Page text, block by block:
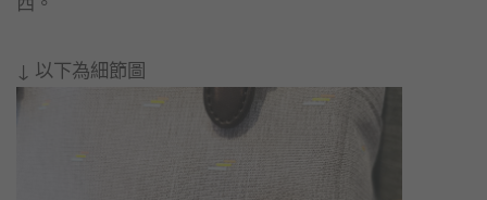
↓ 以下為細節圖